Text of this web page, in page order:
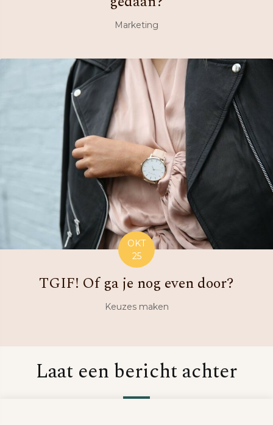
Marketing
OKT
25
TGIF! Of ga je nog even door?
Keuzes maken
Laat een bericht achter